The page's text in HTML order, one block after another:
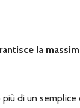
la
di un